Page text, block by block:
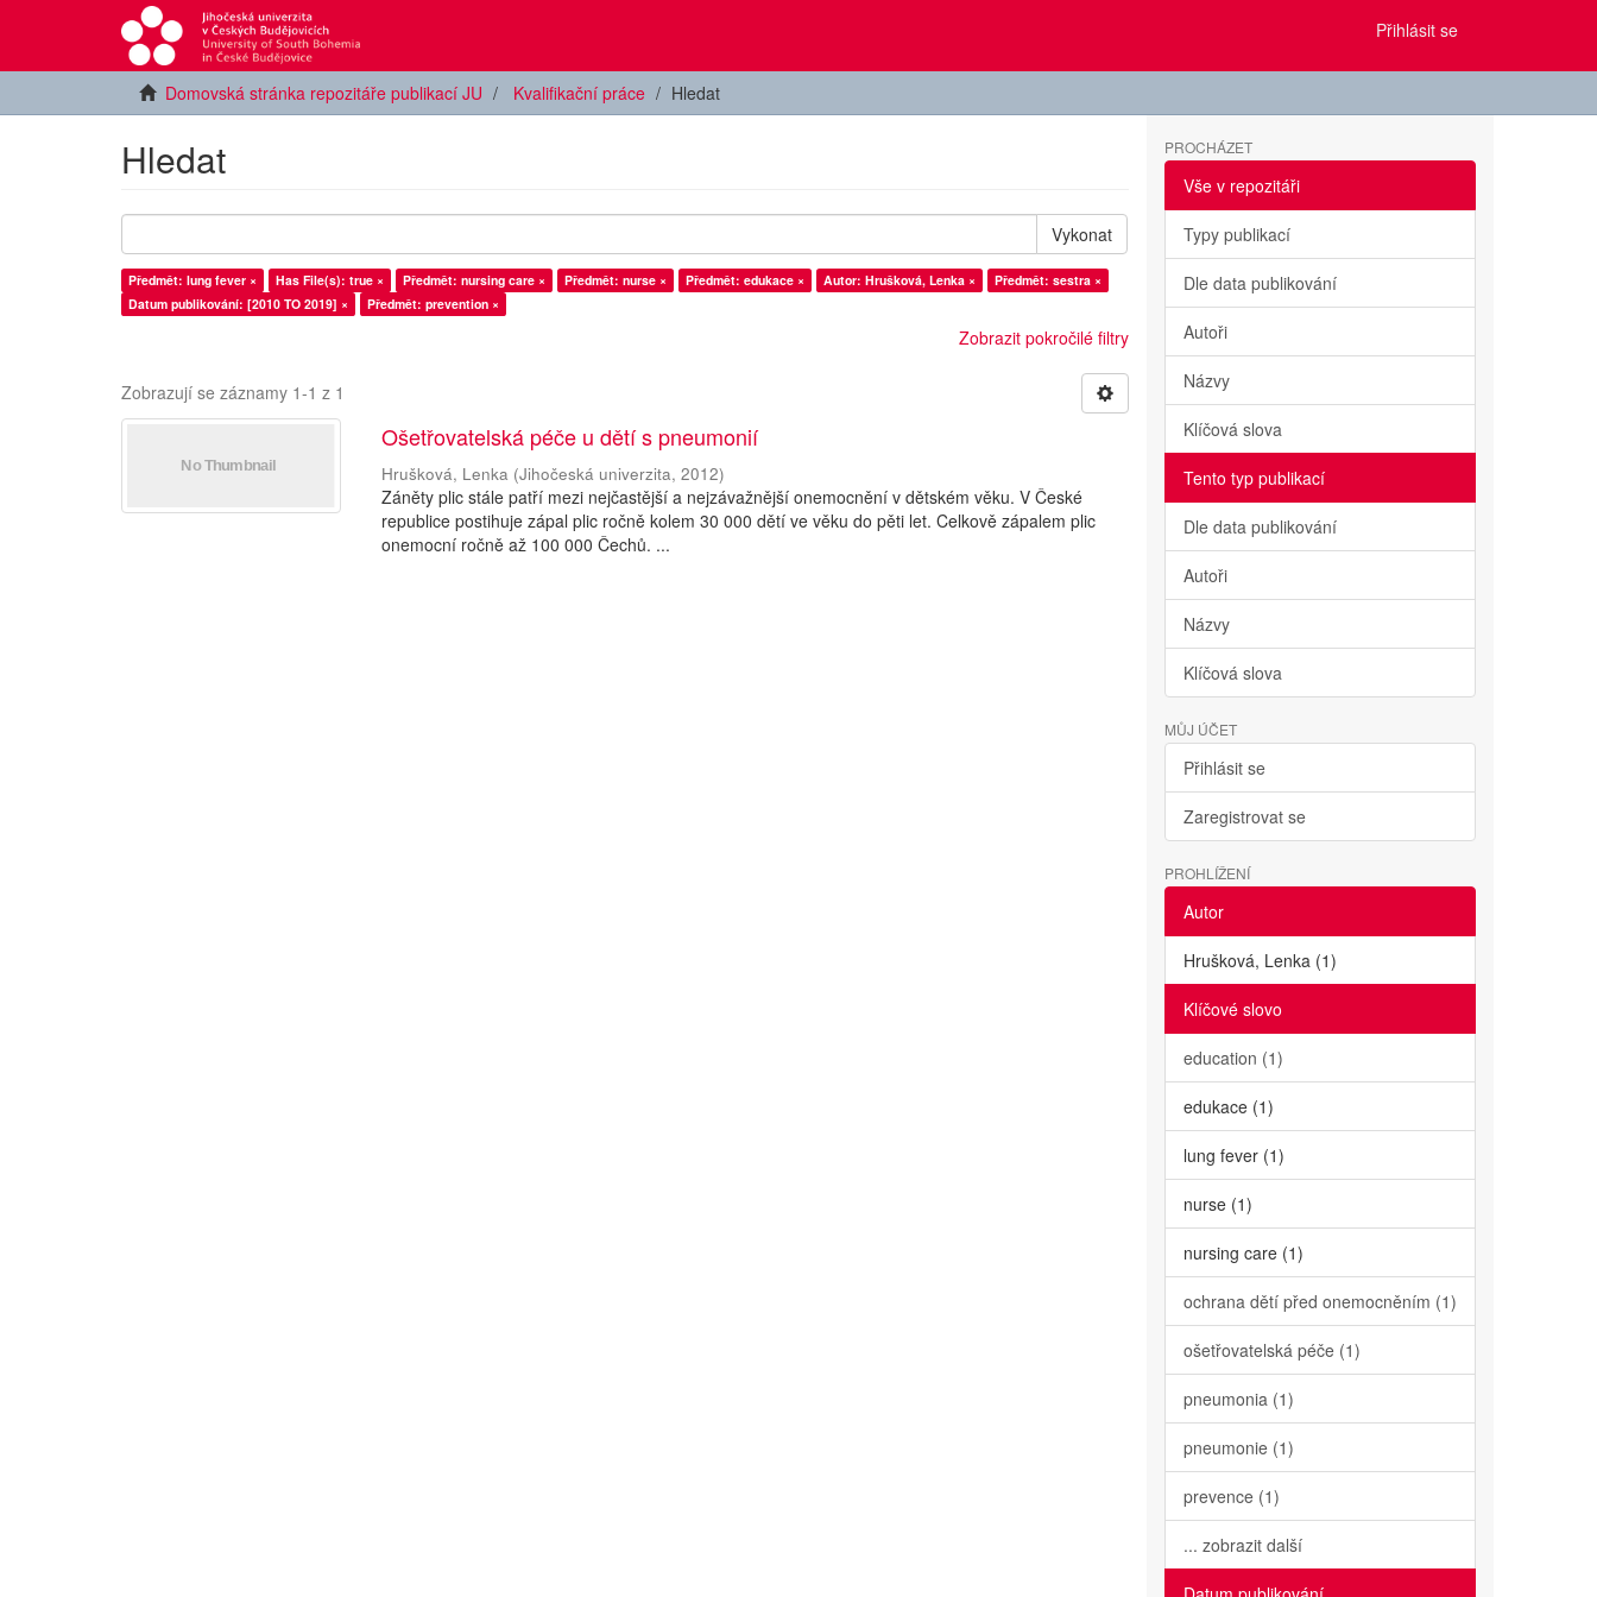
Přihlásit se
Domovská stránka repozitáře publikací JU Kvalifikační práce Hledat
Hledat
Vykonat
Předmět: lung fever × Has File(s): true × Předmět: nursing care × Předmět: nurse × Předmět: edukace × Autor: Hrušková, Lenka ×
Předmět: sestra ×
Datum publikování: [2010 TO 2019] ×
Předmět: prevention ×
Zobrazit pokročilé filtry
Zobrazují se záznamy 1-1 z 1
Ošetřovatelská péče u dětí s pneumonií
Hrušková, Lenka (Jihočeská univerzita,2012)
Záněty plic stále patří mezi nejčastější a nejzávažnější onemocnění v dětském věku. V České
republice postihuje zápal plic ročně kolem 30 000 dětí ve věku do pěti let. Celkově zápalem plic
onemocní ročně až 100 000 Čechů. ...
PROCHÁZET
Vše v repozitáři
Typy publikací
Dle data publikování
Autoři
Názvy
Klíčová slova
Tento typ publikací
Dle data publikování
Autoři
Názvy
Klíčová slova
MŮJ ÚČET
Přihlásit se
Zaregistrovat se
PROHLÍŽENÍ
Autor
Hrušková, Lenka (1)
Klíčové slovo
education (1)
edukace (1)
lung fever (1)
nurse (1)
nursing care (1)
ochrana dětí před onemocněním (1)
ošetřovatelská péče (1)
pneumonia (1)
pneumonie (1)
prevence (1)
... zobrazit další